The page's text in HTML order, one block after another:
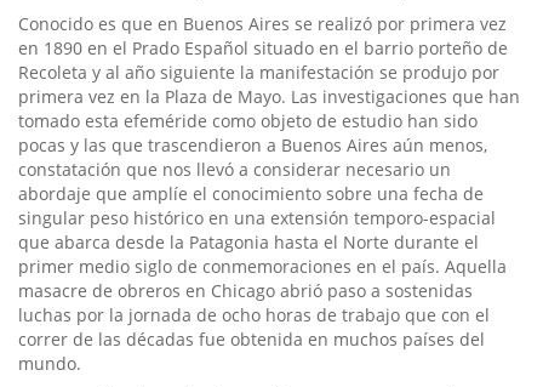
Conocido es que en Buenos Aires se realizó por primera vez
en 1890 en el Prado Español situado en el barrio porteño de
Recoleta y al año siguiente la manifestación se produjo por
primera vez en la Plaza de Mayo. Las investigaciones que han
tomado esta efeméride como objeto de estudio han sido
pocas y las que trascendieron a Buenos Aires aún menos,
constatación que nos llevó a considerar necesario un
abordaje que amplíe el conocimiento sobre una fecha de
singular peso histórico en una extensión temporo-espacial
que abarca desde la Patagonia hasta el Norte durante el
primer medio siglo de conmemoraciones en el país. Aquella
masacre de obreros en Chicago abrió paso a sostenidas
luchas por la jornada de ocho horas de trabajo que con el
correr de las décadas fue obtenida en muchos países del
mundo.